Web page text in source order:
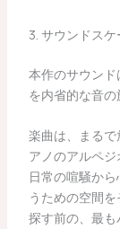
3. サウンドス
本作のサウン
を内省的な音の
楽曲は、まる
アノのアルペジ
日常の喧騒か
うための空間
探す前の、最